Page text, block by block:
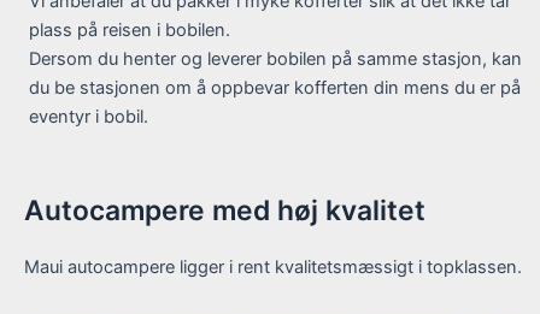
plass på reisen i bobilen.
Dersom du henter og leverer bobilen på samme stasjon, kan
du be stasjonen om å oppbevar kofferten din mens du er på
eventyr i bobil.
Autocampere med høj kvalitet
Maui autocampere ligger i rent kvalitetsmæssigt i topklassen.